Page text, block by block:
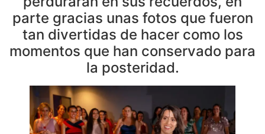
parte gracias unas fotos que fueron
tan divertidas de hacer como los
momentos que han conservado para
la posteridad.